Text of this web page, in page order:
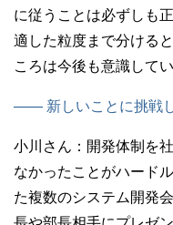
に従うことは必ずしも
適した粒度まで分ける
ころは今後も意識して
—— 新しいことに挑戦
小川さん： 開発体制を
なかったことがハード
た複数のシステム開発